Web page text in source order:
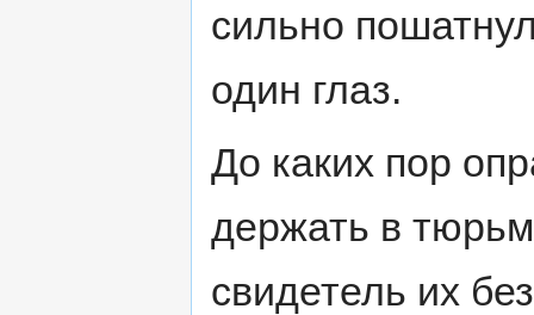
сильно
один глаз.
До каких пор
держать в
свидетель их